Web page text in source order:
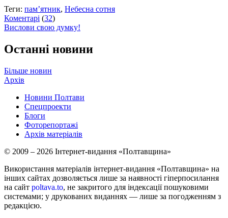
Теги: пам’ятник, Небесна сотня
Коментарі (32)
Вислови свою думку!
Останні новини
Більше новин
Архів
Новини Полтави
Спецпроекти
Блоги
Фоторепортажі
Архів матеріалів
© 2009 – 2026 Інтернет-видання «Полтавщина»
Використання матеріалів інтернет-видання «Полтавщина» на
інших сайтах дозволяється лише за наявності гіперпосилання
на сайт poltava.to, не закритого для індексації пошуковими
системами; у друкованих виданнях — лише за погодженням з
редакцією.